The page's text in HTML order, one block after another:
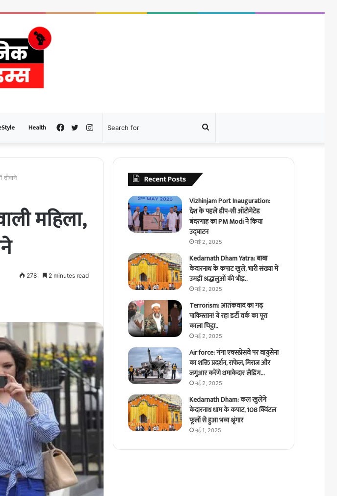
Health Search
for
Instagram
Twitter
Facebook
महिला,
278 2 minutes read
Recent Posts
Vizhinjam Port Inauguration:
देश के पहले डीप-सी ऑटोमेटेड
बंदरगाह का PM Modi ने किया
उद्घाटन
मई 2, 2025
Kedarnath Dham Yatra: बाबा
केदारनाथ के कपाट खुले, भारी संख्या में
उमड़ी श्रद्धालुओं की भीड़..
मई 2, 2025
Terrorism: आतंकवाद का गढ़
पाकिस्तान! ये रहा डर्टी वर्क का पूरा
काला चिट्ठा..
मई 2, 2025
Air force: गंगा एक्सप्रेसवे पर वायुसेना
का शक्ति प्रदर्शन, राफेल, मिराज और
जगुआर करेंगे धमाकेदार लैंडिंग…
मई 2, 2025
Kedarnath Dham: कल खुलेंगे
केदारनाथ धाम के कपाट, 108 क्विंटल
फूलों से हुआ भव्य श्रृंगार
मई 1, 2025